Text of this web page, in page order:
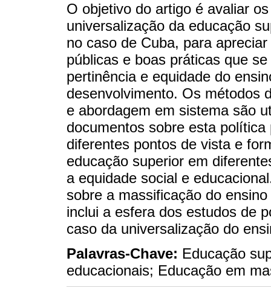
O objetivo do artigo é avaliar
universalização da educação
no caso de Cuba, para
públicas e boas práticas que
pertinência e equidade do
desenvolvimento. Os métodos
e abordagem em sistema são
documentos sobre esta
diferentes pontos de vista e
educação superior em
a equidade social e
sobre a massificação do
inclui a esfera dos estudos de
caso da universalização do
Palavras-Chave: Educação
educacionais; Educação em